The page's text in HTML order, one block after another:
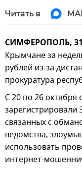
Читать в
СИМФЕРОПОЛЬ,
Крымчане за
рублей из-за
прокуратура
С 20 по 26 октября
связанных с
ведомства,
использовать
интернет-